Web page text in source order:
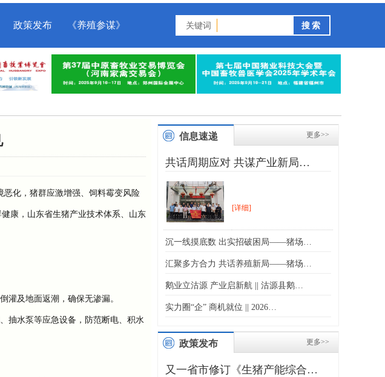
政策发布 《养殖参谋》 关键词
化，猪群应激增强、饲料霉变风险
康，山东省生猪产业技术体系、山东
及地面返潮，确保无渗漏。
抽水泵等应急设备，防范断电、积水
更多>>
信息速递
共话周期应对 共谋产业新局…
[详细]
沉一线摸底数 出实招破困局——猪场…
汇聚多方合力 共话养殖新局——猪场…
鹅业立沽源 产业启新航 || 沽源县鹅…
实力圈“企” 商机就位 || 2026…
更多>>
政策发布
又一省市修订《生猪产能综合…